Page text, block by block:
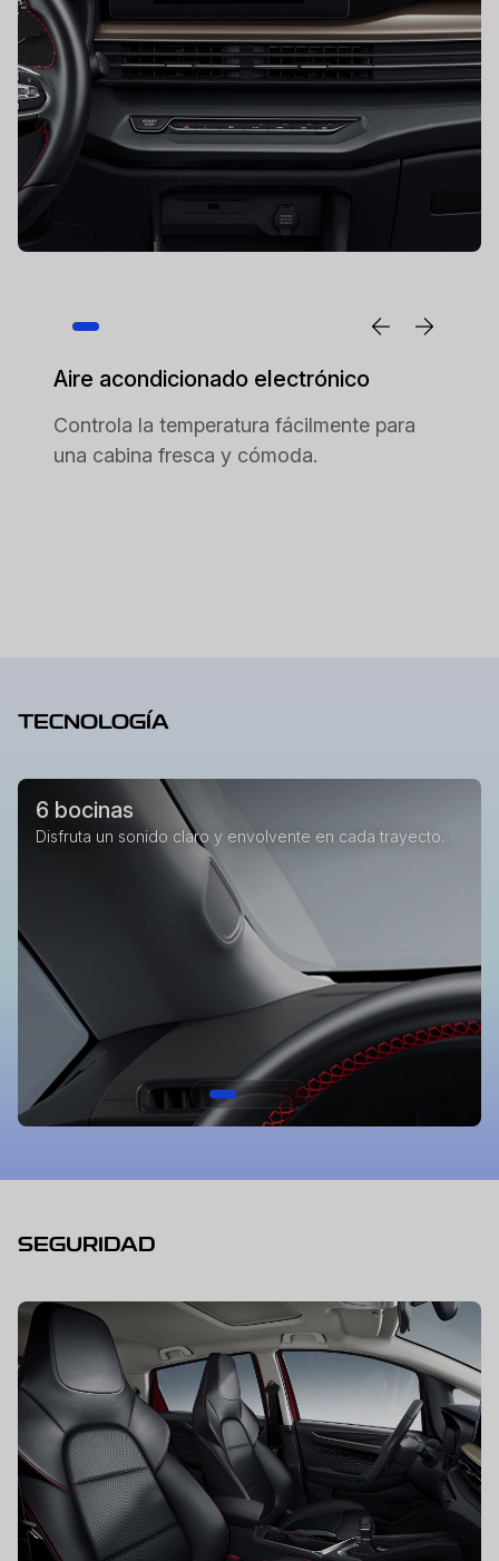
Aire acondicionado electrónico
Controla la temperatura fácilmente para
una cabina fresca y cómoda.
TECNOLOGÍA
6 bocinas
Disfruta un sonido claro y envolvente en cada trayecto.
SEGURIDAD